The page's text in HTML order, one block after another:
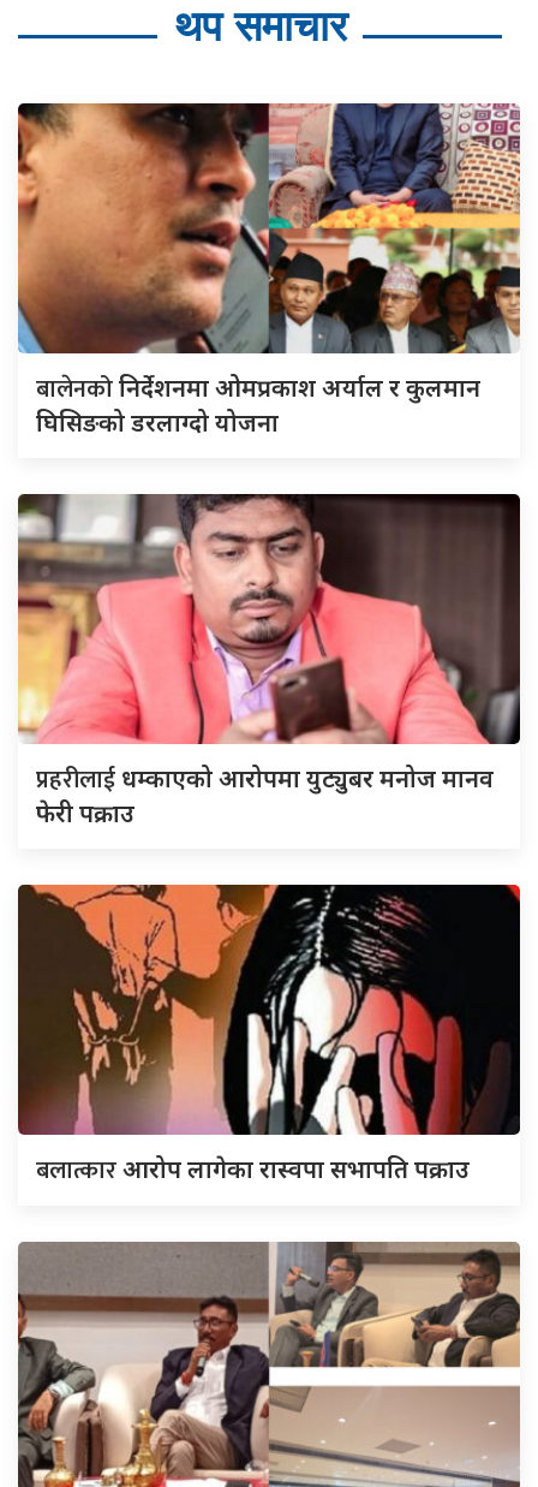
थप समाचार
बालेनकोनिर्देशनमा ओमप्रकाश अर्याल र कुलमान
घिसिङको डरलाग्दो योजना
प्रहरीलाई धम्काएको आरोपमा युट्युबर मनोज मानव
फेरी पक्राउ
बलात्कारआरोप लागेका रास्वपा सभापति पक्राउ